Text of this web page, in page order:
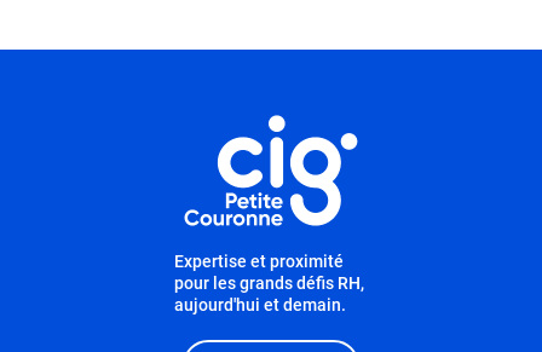
Expertise et proximité
pour les grands défis RH,
aujourd'hui et demain.